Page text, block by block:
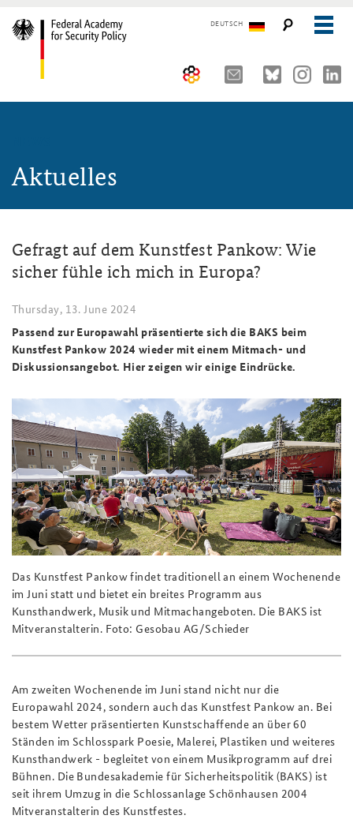
DEUTSCH
Organisation
Partners
Young Leaders in Security Policy
Directions
Security Policy Course for Senior Officials
German Forum on Security Policy
Public Events
Further Events
Working Papers
Aktuelles
Gefragt auf dem Kunstfest Pankow: Wie
sicher fühle ich mich in Europa?
Thursday, 13. June 2024
Passend zur Europawahl präsentierte sich die BAKS beim
Kunstfest Pankow 2024 wieder mit einem Mitmach- und
Diskussionsangebot. Hier zeigen wir einige Eindrücke.
Das Kunstfest Pankow findet traditionell an einem Wochenende
im Juni statt und bietet ein breites Programm aus
Kunsthandwerk, Musik und Mitmachangeboten. Die BAKS ist
Mitveranstalterin. Foto: Gesobau AG/Schieder
Am zweiten Wochenende im Juni stand nicht nur die
Europawahl 2024, sondern auch das Kunstfest Pankow an. Bei
bestem Wetter präsentierten Kunstschaffende an über 60
Ständen im Schlosspark Poesie, Malerei, Plastiken und weiteres
Kunsthandwerk - begleitet von einem Musikprogramm auf drei
Bühnen. Die Bundesakademie für Sicherheitspolitik (BAKS) ist
seit ihrem Umzug in die Schlossanlage Schönhausen 2004
Mitveranstalterin des Kunstfestes.